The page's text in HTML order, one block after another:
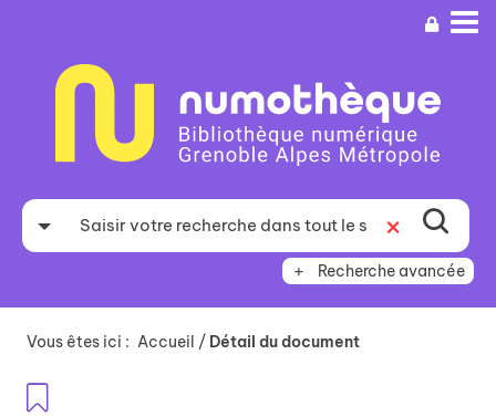
recherche
Recherche avancée
Vous êtes ici : Accueil / Détail du document